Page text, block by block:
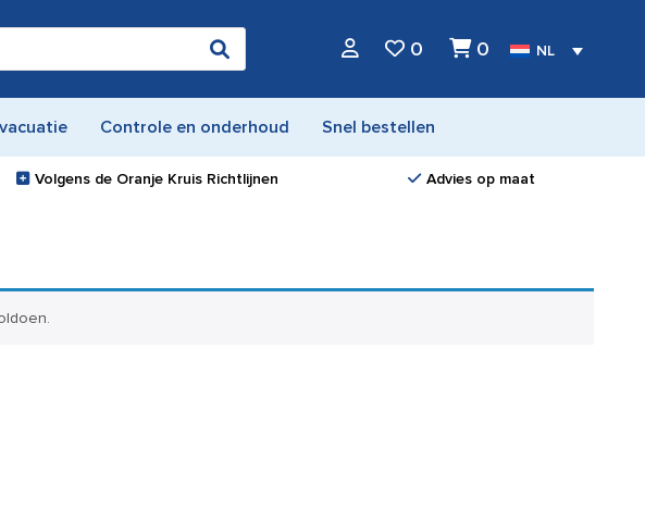
0 0 NL
Controle en onderhoud Snel bestellen
Volgens de Oranje Kruis Richtlijnen Advies op maat